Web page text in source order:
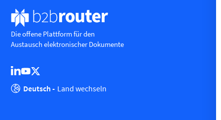
Die offene Plattform für den
Austausch elektronischer Dokumente
Deutsch - Land wechseln